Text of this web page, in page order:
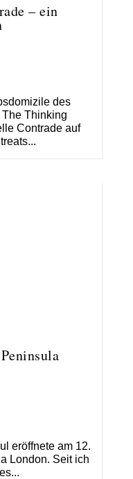
– ein
des
Thinking
Contrade auf
eröffnete am 12.
London. Seit ich